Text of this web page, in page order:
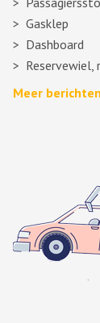
Gasklep
Dashboard
Reservewiel,
Meer